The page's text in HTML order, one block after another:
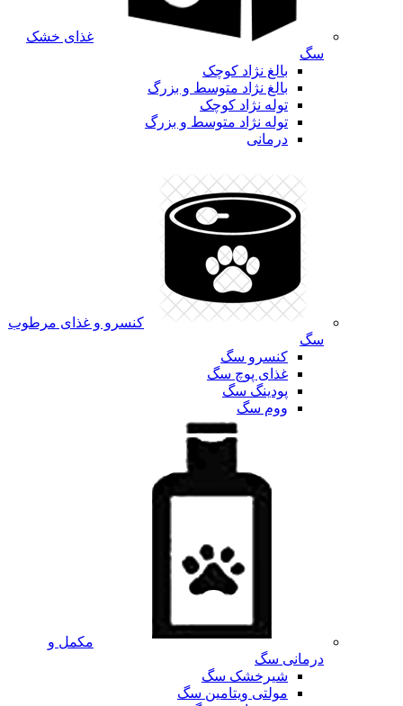
غذای خشک
سگ
بالغ نژاد کوچک
بالغ نژاد متوسط و بزرگ
توله نژاد کوچک
توله نژاد متوسط و بزرگ
درمانی
کنسرو و غذای مرطوب
سگ
کنسرو سگ
غذای پوچ سگ
پودینگ سگ
ووم سگ
مکمل و
درمانی سگ
شیرخشک سگ
مولتی ویتامین سگ